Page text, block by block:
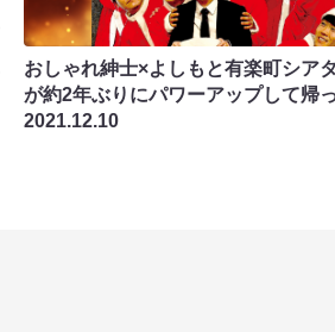
おしゃれ紳士×よしもと有楽町シア
が約2年ぶりにパワーアップして帰
2021.12.10